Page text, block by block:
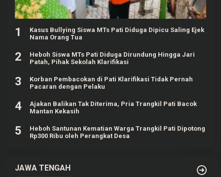
1
Kasus Bullying Siswa MTs Pati Diduga Dipicu Saling Ejek
Nama Orang Tua
2
Heboh Siswa MTs Pati Diduga Dirundung Hingga Jari
Patah, Pihak Sekolah Klarifikasi
3
Korban Pembacokan di Pati Klarifikasi Tidak Pernah
Pacaran dengan Pelaku
4
Ajakan Balikan Tak Diterima, Pria Trangkil Pati Bacok
Mantan Kekasih
5
Heboh Santunan Kematian Warga Trangkil Pati Dipotong
Rp300 Ribu oleh Perangkat Desa
JAWA TENGAH